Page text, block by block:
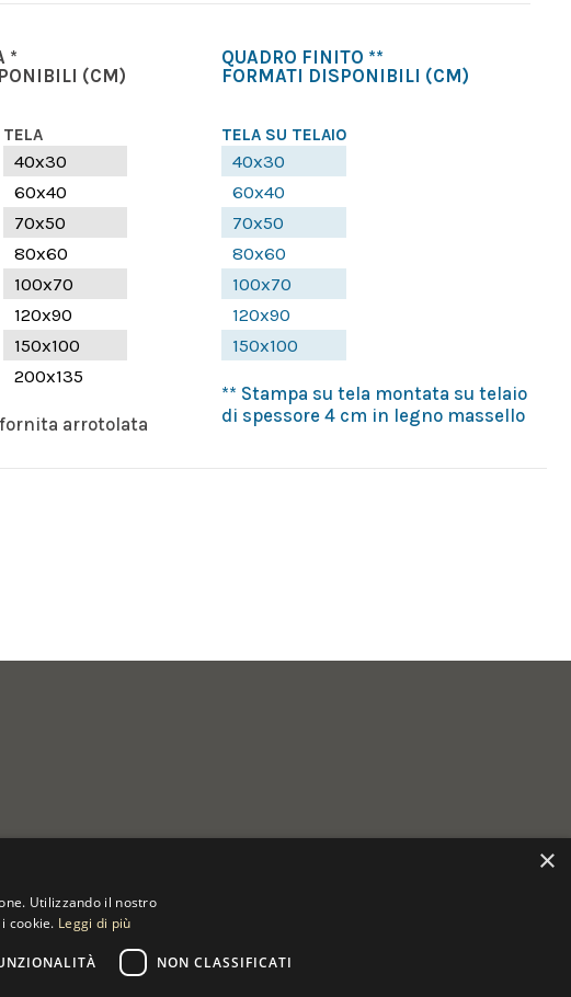
*
(CM)
TELA
40x30
60x40
70x50
80x60
100x70
120x90
150x100
200x135
arrotolata
QUADRO FINITO **
FORMATI DISPONIBILI (CM)
TELA SU TELAIO
40x30
60x40
70x50
80x60
100x70
120x90
150x100
** Stampa su tela montata su telaio
di spessore 4 cm in legno massello
×
Utilizzando il nostro
cookie. Leggi di più
NON CLASSIFICATI